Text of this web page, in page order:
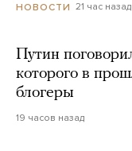
НОВОСТИ 21 час назад
Путин
которого в
блогеры
19 часов назад